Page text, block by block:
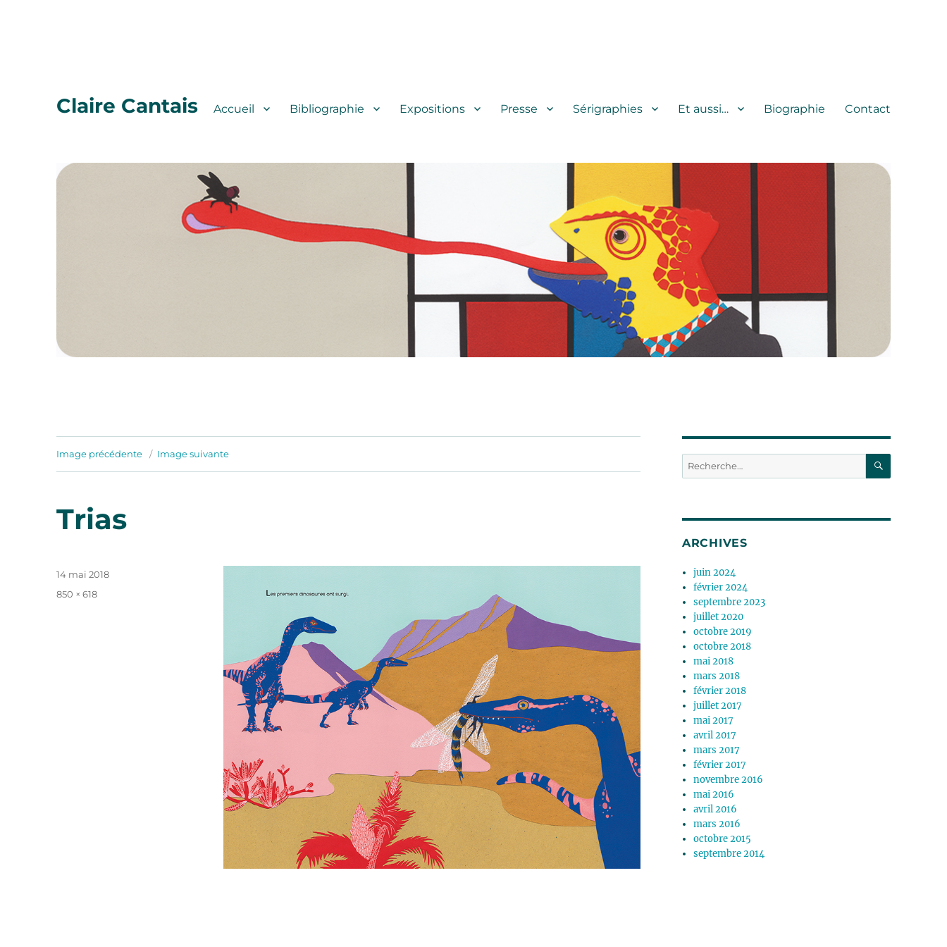
Claire Cantais Accueil Bibliographie Expositions Presse Sérigraphies Et aussi… Biographie Contact
Image précédente Image suivante
Trias
Publié
14 mai 2018
Taille
850 × 618
Recherche
pour :
ARCHIVES
juin 2024
février 2024
septembre 2023
juillet 2020
octobre 2019
octobre 2018
mai 2018
mars 2018
février 2018
juillet 2017
mai 2017
avril 2017
mars 2017
février 2017
novembre 2016
mai 2016
avril 2016
mars 2016
octobre 2015
septembre 2014